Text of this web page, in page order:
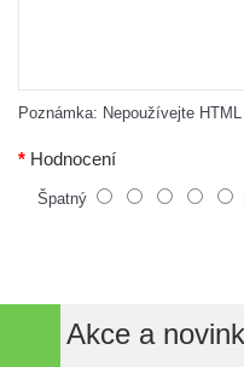
Poznámka: Nepoužívejte
Hodnocení
Špatný
Akce a